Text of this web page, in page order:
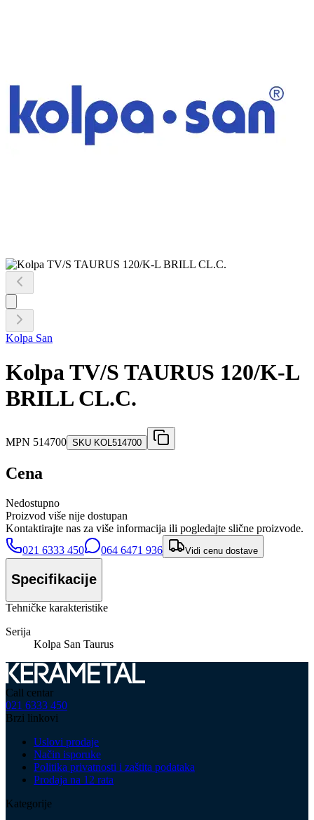
Kolpa San
Kolpa TV/S TAURUS 120/K-L
BRILL CL.C.
MPN 514700 SKU KOL514700
Cena
Nedostupno
Proizvod više nije dostupan
Kontaktirajte nas za više informacija ili pogledajte slične proizvode.
021 6333 450
064 6471 936 Vidi cenu dostave
Specifikacije
Tehničke karakteristike
Serija
Kolpa San Taurus
Call centar
021 6333 450
Brzi linkovi
Uslovi prodaje
Način isporuke
Politika privatnosti i zaštita podataka
Prodaja na 12 rata
Kategorije